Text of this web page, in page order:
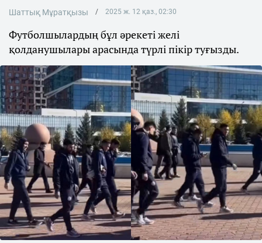
Шаттық Мұратқызы 2025 ж. 12 қаз., 02:30
Футболшылардың бұл әрекеті желі
қолданушылары арасында түрлі пікір туғызды.